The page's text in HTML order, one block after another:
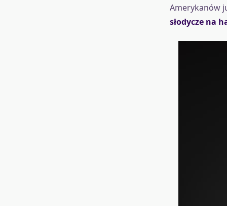
Amerykanów
słodycze na